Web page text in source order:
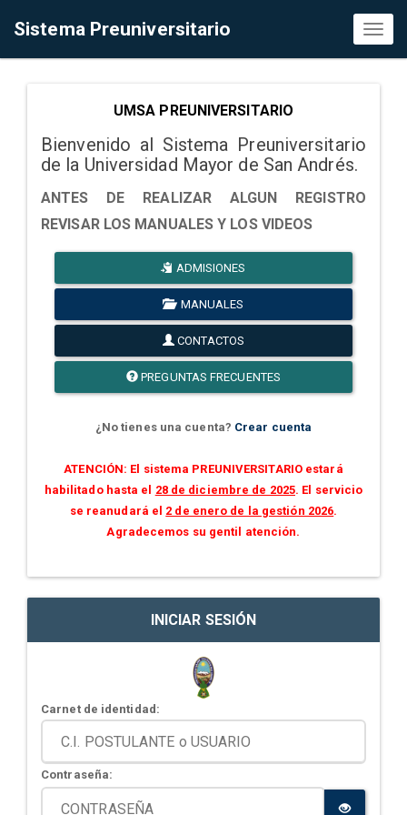
Sistema Preuniversitario
UMSA PREUNIVERSITARIO
Bienvenido al Sistema Preuniversitario
de la Universidad Mayor de San Andrés.
ANTES DE REALIZAR ALGUN REGISTRO
REVISAR LOS MANUALES Y LOS VIDEOS
ADMISIONES
MANUALES
CONTACTOS
PREGUNTAS FRECUENTES
¿No tienes una cuenta? Crear cuenta
ATENCIÓN: El sistema PREUNIVERSITARIO estará
habilitado hasta el 28 de diciembre de 2025. El servicio
se reanudará el 2 de enero de la gestión 2026.
Agradecemos su gentil atención.
INICIAR SESIÓN
Carnet de identidad:
Contraseña: